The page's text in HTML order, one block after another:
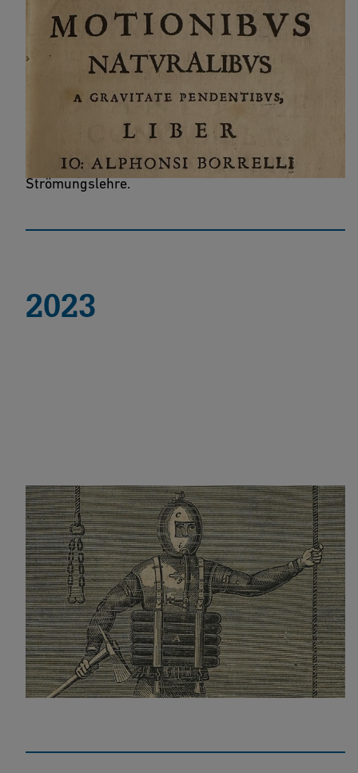
De motionibus naturalibus a gravitate
pendentibus
Der grundlegende Text der modernen
Strömungslehre.
2023
Register of the Arts and Sciences
Pflichtlektüre für Industrielle und Erfinder der
frühen 1820er Jahre.